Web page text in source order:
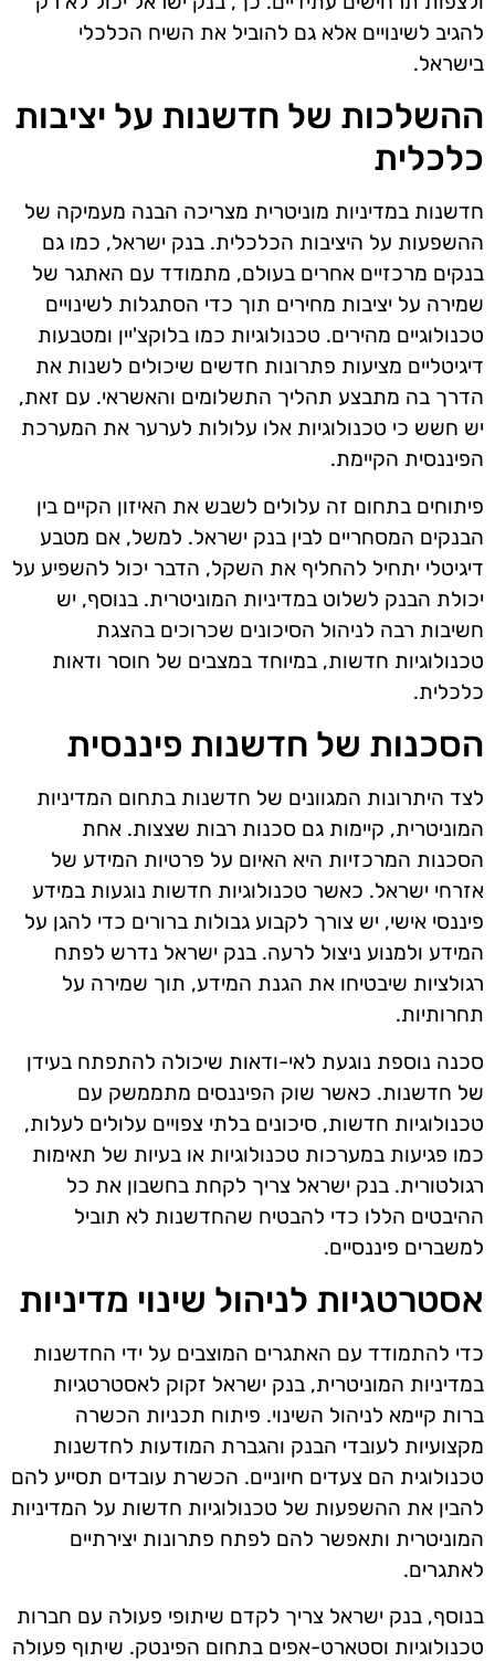
להגיב לשינויים אלא גם להוביל את השיח הכלכלי
בישראל.
ההשלכות של חדשנות על יציבות
כלכלית
חדשנות במדיניות מוניטרית מצריכה הבנה מעמיקה של
ההשפעות על היציבות הכלכלית. בנק ישראל, כמו גם
בנקים מרכזיים אחרים בעולם, מתמודד עם האתגר של
שמירה על יציבות מחירים תוך כדי הסתגלות לשינויים
טכנולוגיים מהירים. טכנולוגיות כמו בלוקצ'יין ומטבעות
דיגיטליים מציעות פתרונות חדשים שיכולים לשנות את
הדרך בה מתבצע תהליך התשלומים והאשראי. עם זאת,
יש חשש כי טכנולוגיות אלו עלולות לערער את המערכת
הפיננסית הקיימת.
פיתוחים בתחום זה עלולים לשבש את האיזון הקיים בין
הבנקים המסחריים לבין בנק ישראל. למשל, אם מטבע
דיגיטלי יתחיל להחליף את השקל, הדבר יכול להשפיע על
יכולת הבנק לשלוט במדיניות המוניטרית. בנוסף, יש
חשיבות רבה לניהול הסיכונים שכרוכים בהצגת
טכנולוגיות חדשות, במיוחד במצבים של חוסר ודאות
כלכלית.
הסכנות של חדשנות פיננסית
לצד היתרונות המגוונים של חדשנות בתחום המדיניות
המוניטרית, קיימות גם סכנות רבות שצצות. אחת
הסכנות המרכזיות היא האיום על פרטיות המידע של
אזרחי ישראל. כאשר טכנולוגיות חדשות נוגעות במידע
פיננסי אישי, יש צורך לקבוע גבולות ברורים כדי להגן על
המידע ולמנוע ניצול לרעה. בנק ישראל נדרש לפתח
רגולציות שיבטיחו את הגנת המידע, תוך שמירה על
תחרותיות.
סכנה נוספת נוגעת לאי-ודאות שיכולה להתפתח בעידן
של חדשנות. כאשר שוק הפיננסים מתממשק עם
טכנולוגיות חדשות, סיכונים בלתי צפויים עלולים לעלות,
כמו פגיעות במערכות טכנולוגיות או בעיות של תאימות
רגולטורית. בנק ישראל צריך לקחת בחשבון את כל
ההיבטים הללו כדי להבטיח שהחדשנות לא תוביל
למשברים פיננסיים.
אסטרטגיות לניהול שינוי מדיניות
כדי להתמודד עם האתגרים המוצבים על ידי החדשנות
במדיניות המוניטרית, בנק ישראל זקוק לאסטרטגיות
ברות קיימא לניהול השינוי. פיתוח תכניות הכשרה
מקצועיות לעובדי הבנק והגברת המודעות לחדשנות
טכנולוגית הם צעדים חיוניים. הכשרת עובדים תסייע להם
להבין את ההשפעות של טכנולוגיות חדשות על המדיניות
המוניטרית ותאפשר להם לפתח פתרונות יצירתיים
לאתגרים.
בנוסף, בנק ישראל צריך לקדם שיתופי פעולה עם חברות
טכנולוגיות וסטארט-אפים בתחום הפינטק. שיתוף פעולה